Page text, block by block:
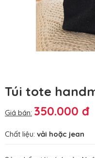
Túi tote
Giá bán: 350.000 đ
Chất liệu: vải hoặc jean